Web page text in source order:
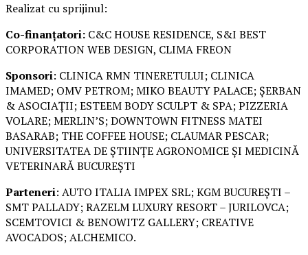
Realizat cu sprijinul:
Co-finanțatori: C&C HOUSE RESIDENCE, S&I BEST
CORPORATION WEB DESIGN, CLIMA FREON
Sponsori: CLINICA RMN TINERETULUI; CLINICA
IMAMED; OMV PETROM; MIKO BEAUTY PALACE; ȘERBAN
& ASOCIAȚII; ESTEEM BODY SCULPT & SPA; PIZZERIA
VOLARE; MERLIN’S; DOWNTOWN FITNESS MATEI
BASARAB; THE COFFEE HOUSE; CLAUMAR PESCAR;
UNIVERSITATEA DE ȘTIINȚE AGRONOMICE ȘI MEDICINĂ
VETERINARĂ BUCUREȘTI
Parteneri: AUTO ITALIA IMPEX SRL; KGM BUCUREȘTI –
SMT PALLADY; RAZELM LUXURY RESORT – JURILOVCA;
SCEMTOVICI & BENOWITZ GALLERY; CREATIVE
AVOCADOS; ALCHEMICO.